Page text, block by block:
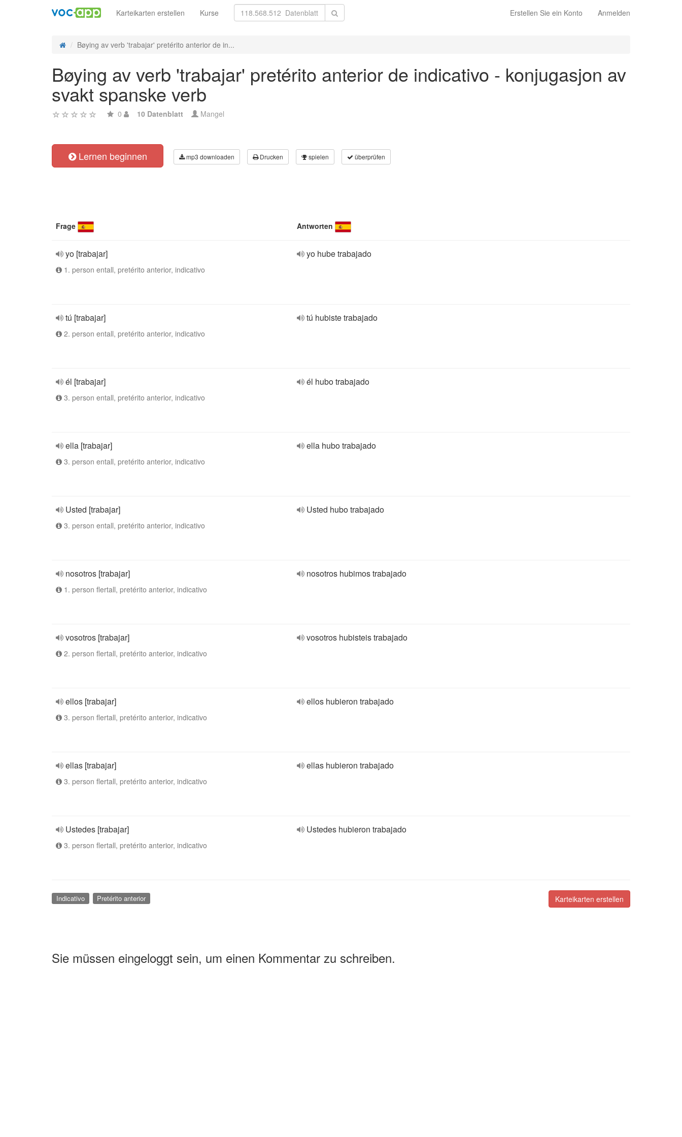
Erstellen Sie ein Konto Anmelden
Karteikarten erstellen Kurse
Bøying av verb 'trabajar' pretérito anterior de in...
Bøying av verb 'trabajar' pretérito anterior de indicativo - konjugasjon av
svakt spanske verb
0 10 Datenblatt Mangel
Lernen beginnen mp3 downloaden Drucken spielen überprüfen
Frage Antworten
yo [trabajar]
1. person entall, pretérito anterior, indicativo
yo hube trabajado
tú [trabajar]
2. person entall, pretérito anterior, indicativo
tú hubiste trabajado
él [trabajar]
3. person entall, pretérito anterior, indicativo
él hubo trabajado
ella [trabajar]
3. person entall, pretérito anterior, indicativo
ella hubo trabajado
Usted [trabajar]
3. person entall, pretérito anterior, indicativo
Usted hubo trabajado
nosotros [trabajar]
1. person flertall, pretérito anterior, indicativo
nosotros hubimos trabajado
vosotros [trabajar]
2. person flertall, pretérito anterior, indicativo
vosotros hubisteis trabajado
ellos [trabajar]
3. person flertall, pretérito anterior, indicativo
ellos hubieron trabajado
ellas [trabajar]
3. person flertall, pretérito anterior, indicativo
ellas hubieron trabajado
Ustedes [trabajar]
3. person flertall, pretérito anterior, indicativo
Ustedes hubieron trabajado
Karteikarten erstellen
Indicativo Pretérito anterior
Sie müssen eingeloggt sein, um einen Kommentar zu schreiben.